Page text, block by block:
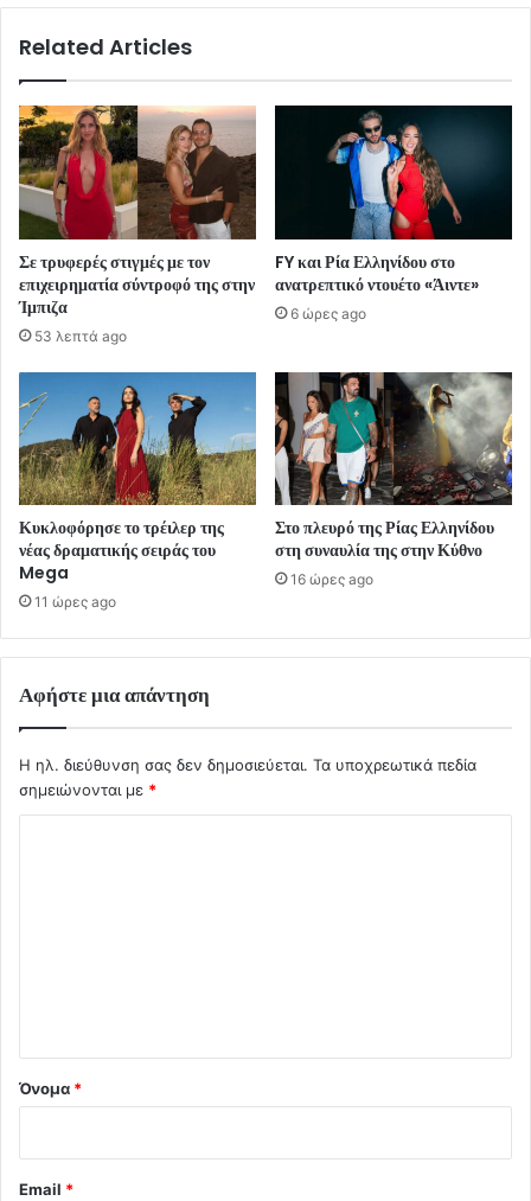
Related Articles
Σε τρυφερές στιγμές με τον
επιχειρηματία σύντροφό της στην
Ίμπιζα
53 λεπτά ago
FY και Ρία Ελληνίδου στο
ανατρεπτικό ντουέτο «Άιντε»
6 ώρες ago
Κυκλοφόρησε το τρέιλερ της
νέας δραματικής σειράς του
Mega
11 ώρες ago
Στο πλευρό της Ρίας Ελληνίδου
στη συναυλία της στην Κύθνο
16 ώρες ago
Αφήστε μια απάντηση
Η ηλ. διεύθυνση σας δεν δημοσιεύεται. Τα υποχρεωτικά πεδία
σημειώνονται με *
Όνομα *
Email *